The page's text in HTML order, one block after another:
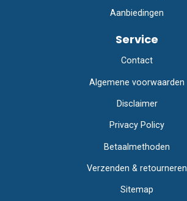
Aanbiedingen
Service
Contact
Algemene voorwaarden
Disclaimer
Privacy Policy
Betaalmethoden
Verzenden & retourneren
Sitemap